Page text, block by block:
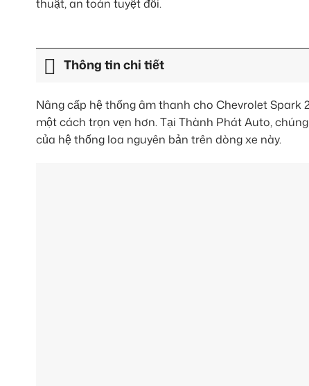
thuật, an toàn tuyệt đối.
Thông tin chi tiết
Nâng cấp hệ thống âm thanh cho Chevrolet
một cách trọn vẹn hơn. Tại Thành Phát Auto,
của hệ thống loa nguyên bản trên dòng xe này.